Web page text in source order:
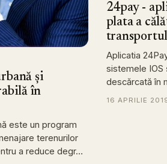
și
în
este un program
terenurilor
a reduce degr…
24pay -
plata a
Aplicatia
sistemele IOS
descărcată în
16 APRILIE